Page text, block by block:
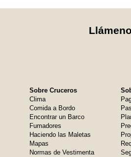
Sobre Cruceros
Clima
Comida a Bordo
Encontrar un Barco
Fumadores
Haciendo las Maletas
Mapas
Normas de Vestimenta